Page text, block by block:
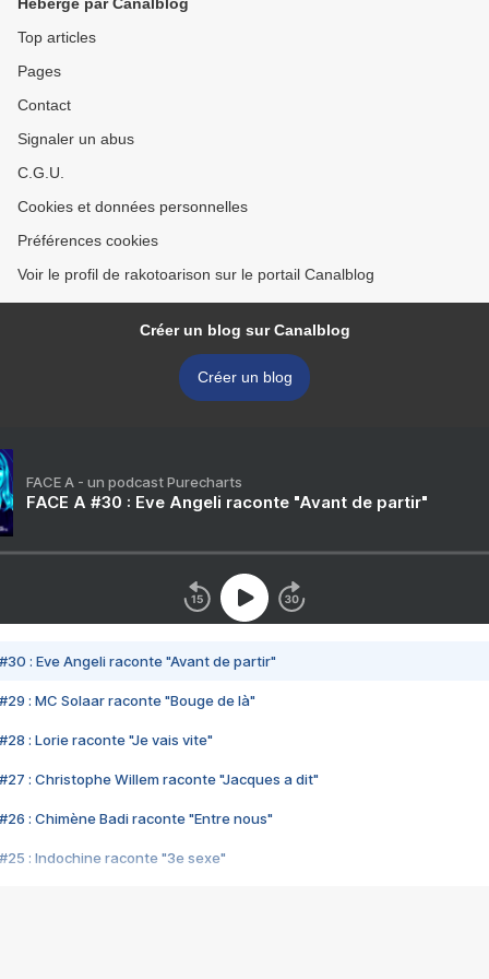
Top articles
Pages
Contact
Signaler un abus
C.G.U.
Cookies et données personnelles
Préférences cookies
Voir le profil de rakotoarison sur le portail Canalblog
Créer un blog sur Canalblog
Créer un blog
FACE A - un podcast Purecharts
FACE A #30 : Eve Angeli raconte "Avant de partir"
#30 : Eve Angeli raconte "Avant de partir"
#29 : MC Solaar raconte "Bouge de là"
#28 : Lorie raconte "Je vais vite"
#27 : Christophe Willem raconte "Jacques a dit"
#26 : Chimène Badi raconte "Entre nous"
#25 : Indochine raconte "3e sexe"